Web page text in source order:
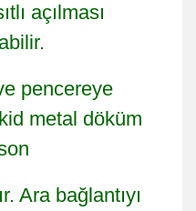
açılması
pencereye
metal döküm
Ara bağlantıyı